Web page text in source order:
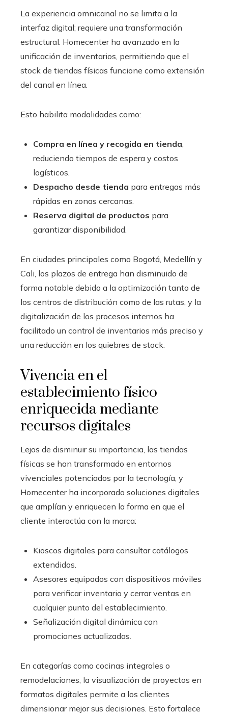
La experiencia omnicanal no se limita a la
interfaz digital; requiere una transformación
estructural. Homecenter ha avanzado en la
unificación de inventarios, permitiendo que el
stock de tiendas físicas funcione como extensión
del canal en línea.
Esto habilita modalidades como:
Compra en línea y recogida en tienda,
reduciendo tiempos de espera y costos
logísticos.
Despacho desde tienda para entregas más
rápidas en zonas cercanas.
Reserva digital de productos para
garantizar disponibilidad.
En ciudades principales como Bogotá, Medellín y
Cali, los plazos de entrega han disminuido de
forma notable debido a la optimización tanto de
los centros de distribución como de las rutas, y la
digitalización de los procesos internos ha
facilitado un control de inventarios más preciso y
una reducción en los quiebres de stock.
Vivencia en el
establecimiento físico
enriquecida mediante
recursos digitales
Lejos de disminuir su importancia, las tiendas
físicas se han transformado en entornos
vivenciales potenciados por la tecnología, y
Homecenter ha incorporado soluciones digitales
que amplían y enriquecen la forma en que el
cliente interactúa con la marca:
Kioscos digitales para consultar catálogos
extendidos.
Asesores equipados con dispositivos móviles
para verificar inventario y cerrar ventas en
cualquier punto del establecimiento.
Señalización digital dinámica con
promociones actualizadas.
En categorías como cocinas integrales o
remodelaciones, la visualización de proyectos en
formatos digitales permite a los clientes
dimensionar mejor sus decisiones. Esto fortalece